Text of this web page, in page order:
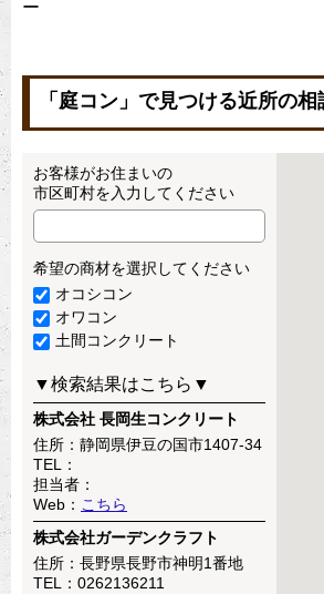
ー
「庭コン」で見つける近所の相